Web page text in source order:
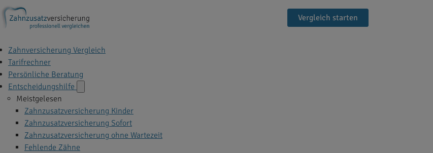
Vergleich starten
Zahnversicherung Vergleich
Tarifrechner
Persönliche Beratung
Entscheidungshilfe
Meistgelesen
Zahnzusatzversicherung Kinder
Zahnzusatzversicherung Sofort
Zahnzusatzversicherung ohne Wartezeit
Fehlende Zähne